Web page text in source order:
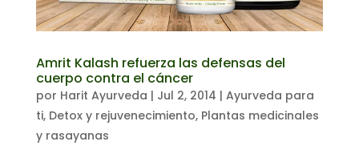
Amrit Kalash refuerza las defensas del
cuerpo contra el cáncer
por Harit Ayurveda | Jul 2, 2014 | Ayurveda para
ti, Detox y rejuvenecimiento, Plantas medicinales
y rasayanas